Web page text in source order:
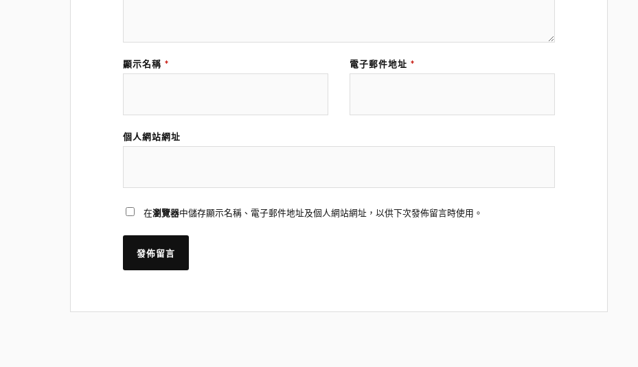
顯示名稱 * 電子郵件地址 *
個人網站網址
在瀏覽器中儲存顯示名稱、電子郵件地址及個人網站網址，以供下次發佈留言時使用。